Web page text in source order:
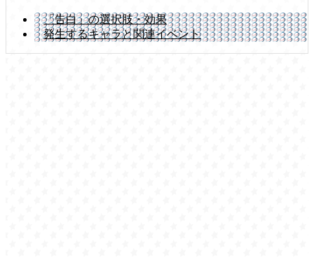
「告白」の選択肢・効果
発生するキャラと関連イベント